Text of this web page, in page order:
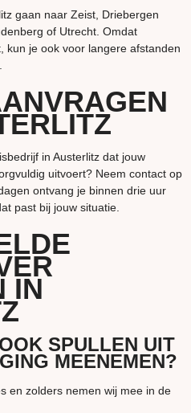
gaan naar Zeist, Driebergen
of Utrecht. Omdat
kun je ook voor langere afstanden
in Austerlitz dat jouw
uitvoert? Neem contact op
ontvang je binnen drie uur
past bij jouw situatie.
IN
SPULLEN UIT
MEENEMEN?
en zolders nemen wij mee in de